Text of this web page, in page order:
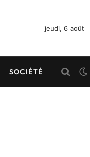
jeudi, 6 août
SOCIÉTÉ